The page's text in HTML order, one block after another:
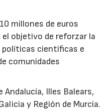
millones de euros
objetivo de reforzar la
científicas e
comunidades
Illes Balears,
y Región de Murcia.